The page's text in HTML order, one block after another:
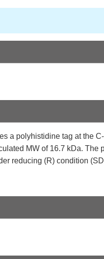
a polyhistidine tag at the
MW of 16.7 kDa. The
reducing (R) condition